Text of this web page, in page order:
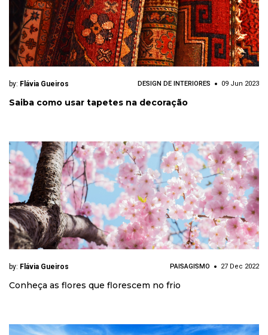
by: Flávia Gueiros DESIGN DE INTERIORES 09 Jun 2023
Saiba como usar tapetes na decoração
by: Flávia Gueiros PAISAGISMO 27 Dec 2022
Conheça as flores que florescem no frio